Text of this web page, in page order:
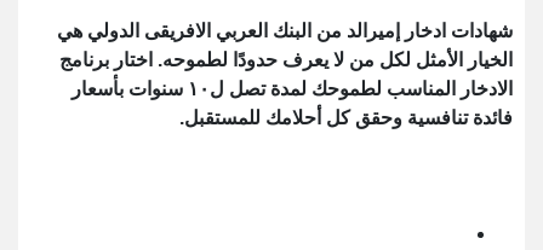
شهادات ادخار إميرالد من البنك العربي الافريقى الدولي هي
الخيار الأمثل لكل من لا يعرف حدودًا لطموحه. اختار برنامج
الادخار المناسب لطموحك لمدة تصل ل١٠ سنوات بأسعار
فائدة تنافسية وحقق كل أحلامك للمستقبل.